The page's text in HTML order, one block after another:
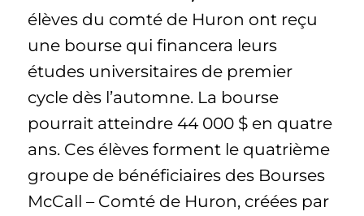
élèves du comté de Huron ont reçu
une bourse qui financera leurs
études universitaires de premier
cycle dès l’automne. La bourse
pourrait atteindre 44 000 $ en quatre
ans. Ces élèves forment le quatrième
groupe de bénéficiaires des Bourses
McCall – Comté de Huron, créées par